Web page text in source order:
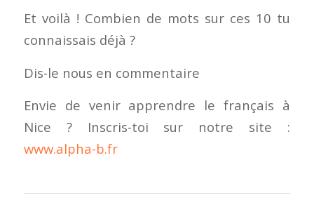
Et voilà ! Combien de mots sur ces 10 tu
connaissais déjà ?
Dis-le nous en commentaire
Envie de venir apprendre le français à
Nice ? Inscris-toi sur notre site :
www.alpha-b.fr